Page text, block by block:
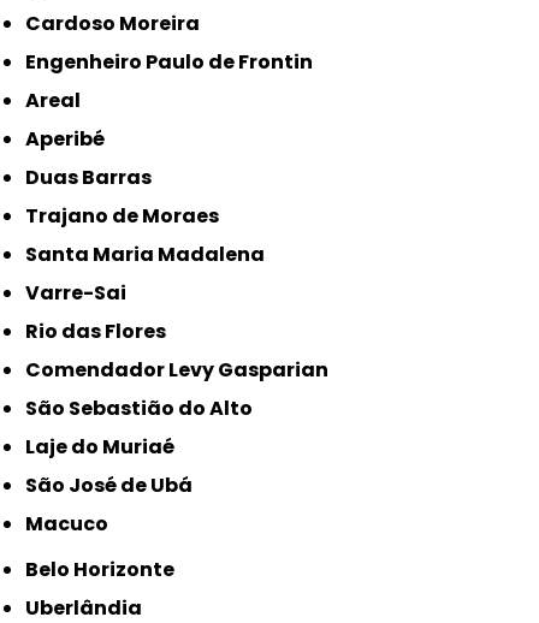
Cardoso Moreira
Engenheiro Paulo de Frontin
Areal
Aperibé
Duas Barras
Trajano de Moraes
Santa Maria Madalena
Varre-Sai
Rio das Flores
Comendador Levy Gasparian
São Sebastião do Alto
Laje do Muriaé
São José de Ubá
Macuco
Belo Horizonte
Uberlândia